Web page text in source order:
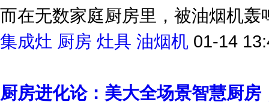
而在无数家庭厨房里，被油烟机轰
集成灶 厨房 灶具 油烟机 01-14
厨房进化论：美大全场景智慧厨